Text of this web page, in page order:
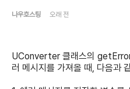
나우호스팅 오래 전
UConverter 클래스의
러 메시지를 가져올 때, 다음과